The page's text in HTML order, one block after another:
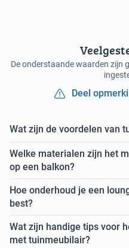
De onderstaande waarden zijn
Deel
Wat zijn de voordelen van
Welke materialen zijn het
op een balkon?
Hoe onderhoud je een
best?
Wat zijn handige tips voor
met tuinmeubilair?